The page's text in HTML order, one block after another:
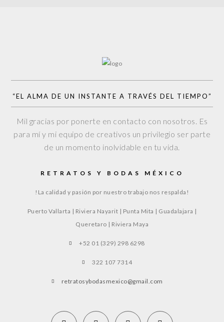
“EL ALMA DE UN INSTANTE A TRAVÉS DEL TIEMPO”
Mil gracias por ponerte en contacto con nosotros. Es
para mí y mi equipo de creativos un privilegio ser parte
de un momento inolvidable en tu vida.
RETRATOS Y BODAS MÉXICO
!La calidad y pasión por nuestro trabajo nos respalda!
Puerto Vallarta | Riviera Nayarit | Punta Mita | Guadalajara |
Queretaro | Riviera Maya
+52 01 (329) 298 6298
322 107 7314
retratosybodasmexico@gmail.com